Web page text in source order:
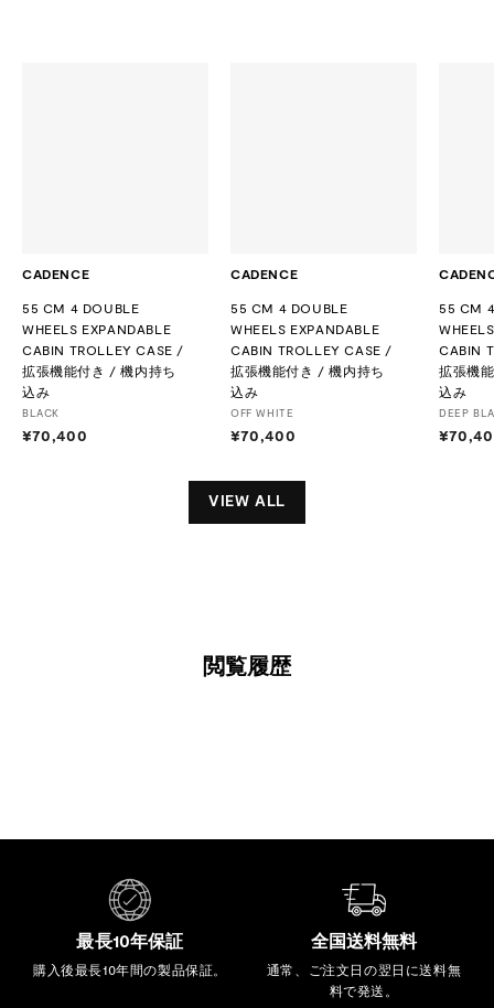
CADENCE
55 CM 4 DOUBLE
WHEELS EXPANDABLE
CABIN TROLLEY CASE /
拡張機能付き / 機内持ち
込み
BLACK
¥70,400
CADENCE
55 CM 4 DOUBLE
WHEELS EXPANDABLE
CABIN TROLLEY CASE /
拡張機能付き / 機内持ち
込み
OFF WHITE
¥70,400
0
55 CM
CABIN
拡張機
込み
DEEP
VIEW ALL
閲覧履歴
最長10年保証
購入後最長10年間の製品保証。
全国送料無料
通常、ご注文日の翌日に送料無
料で発送。